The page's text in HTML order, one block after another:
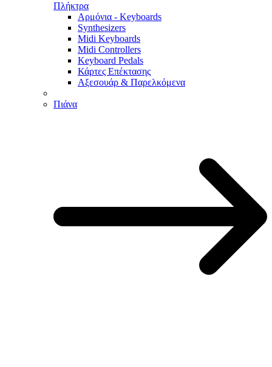
Πλήκτρα
Αρμόνια - Keyboards
Synthesizers
Midi Keyboards
Midi Controllers
Keyboard Pedals
Κάρτες Επέκτασης
Αξεσουάρ & Παρελκόμενα
Πιάνα